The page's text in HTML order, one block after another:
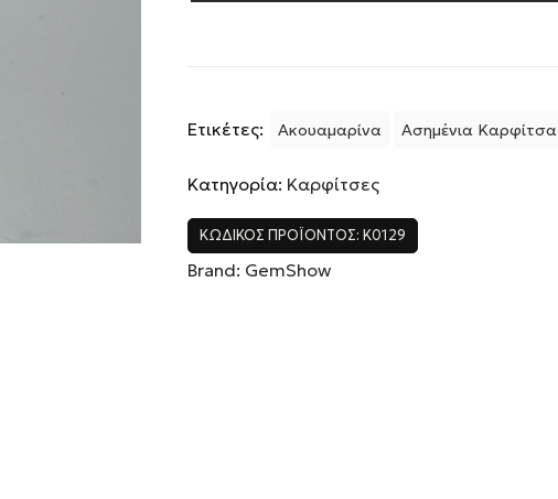
Ετικέτες: Ακουαμαρίνα Ασημένια Καρφίτσα
Κατηγορία: Καρφίτσες
ΚΩΔΙΚΌΣ ΠΡΟΪΌΝΤΟΣ: Κ0129
Brand: GemShow